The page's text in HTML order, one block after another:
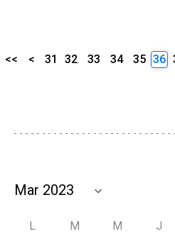
<< < 31 32 33 34 35 36
L M M J